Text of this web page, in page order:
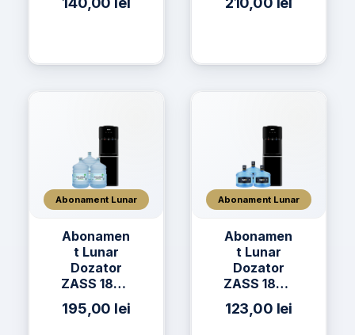
x Apă h2on
h2on 19L +
Abonament Lunar
Abonamen
t Lunar
Dozator
ZASS 18CR
AQUAVIA
195,00 lei
Abonament Lunar
Abonamen
t Lunar
Dozator
ZASS 18CR
h2on 11L
123,00 lei